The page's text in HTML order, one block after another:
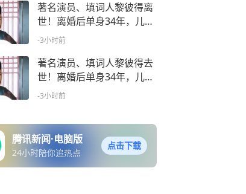
著名演员、填词人黎彼得离
世！离婚后单身34年，儿子
让他烦恼痛心
-3小时前
著名演员、填词人黎彼得去
世！离婚后单身34年，儿子
成他唯一心结
-3小时前
腾讯新闻·电脑版
24小时陪你追热点
点击下载